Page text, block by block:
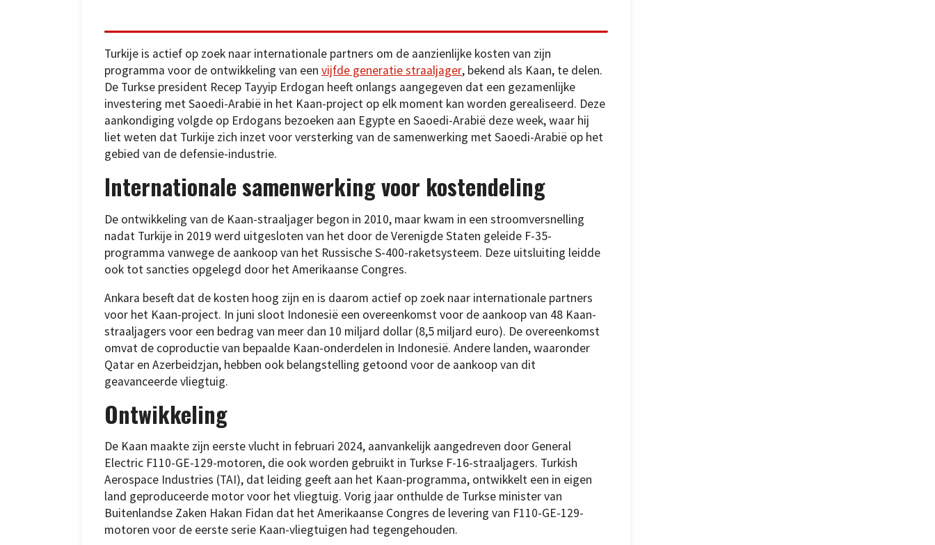
Turkije is actief op zoek naar internationale partners om de aanzienlijke kosten van zijn
programma voor de ontwikkeling van een vijfde generatie straaljager, bekend als Kaan, te delen.
De Turkse president Recep Tayyip Erdogan heeft onlangs aangegeven dat een gezamenlijke
investering met Saoedi-Arabië in het Kaan-project op elk moment kan worden gerealiseerd. Deze
aankondiging volgde op Erdogans bezoeken aan Egypte en Saoedi-Arabië deze week, waar hij
liet weten dat Turkije zich inzet voor versterking van de samenwerking met Saoedi-Arabië op het
gebied van de defensie-industrie.
Internationale samenwerking voor kostendeling
De ontwikkeling van de Kaan-straaljager begon in 2010, maar kwam in een stroomversnelling
nadat Turkije in 2019 werd uitgesloten van het door de Verenigde Staten geleide F-35-
programma vanwege de aankoop van het Russische S-400-raketsysteem. Deze uitsluiting leidde
ook tot sancties opgelegd door het Amerikaanse Congres.
Ankara beseft dat de kosten hoog zijn en is daarom actief op zoek naar internationale partners
voor het Kaan-project. In juni sloot Indonesië een overeenkomst voor de aankoop van 48 Kaan-
straaljagers voor een bedrag van meer dan 10 miljard dollar (8,5 miljard euro). De overeenkomst
omvat de coproductie van bepaalde Kaan-onderdelen in Indonesië. Andere landen, waaronder
Qatar en Azerbeidzjan, hebben ook belangstelling getoond voor de aankoop van dit
geavanceerde vliegtuig.
Ontwikkeling
De Kaan maakte zijn eerste vlucht in februari 2024, aanvankelijk aangedreven door General
Electric F110-GE-129-motoren, die ook worden gebruikt in Turkse F-16-straaljagers. Turkish
Aerospace Industries (TAI), dat leiding geeft aan het Kaan-programma, ontwikkelt een in eigen
land geproduceerde motor voor het vliegtuig. Vorig jaar onthulde de Turkse minister van
Buitenlandse Zaken Hakan Fidan dat het Amerikaanse Congres de levering van F110-GE-129-
motoren voor de eerste serie Kaan-vliegtuigen had tegengehouden.